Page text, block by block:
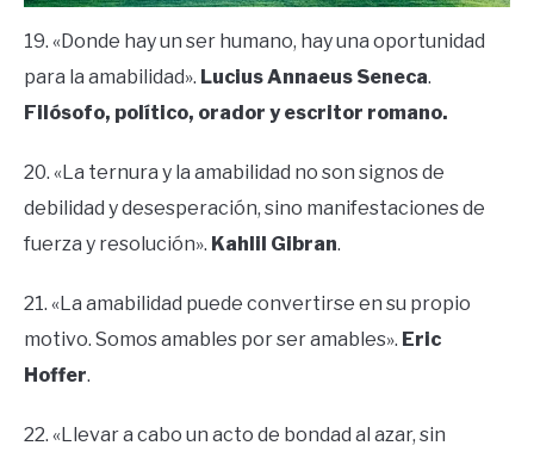
19. «Donde hay un ser humano, hay una oportunidad
para la amabilidad». Lucius Annaeus Seneca.
Filósofo, político, orador y escritor romano.
20. «La ternura y la amabilidad no son signos de
debilidad y desesperación, sino manifestaciones de
fuerza y ​​resolución». Kahlil Gibran.
21. «La amabilidad puede convertirse en su propio
motivo. Somos amables por ser amables». Eric
Hoffer.
22. «Llevar a cabo un acto de bondad al azar, sin